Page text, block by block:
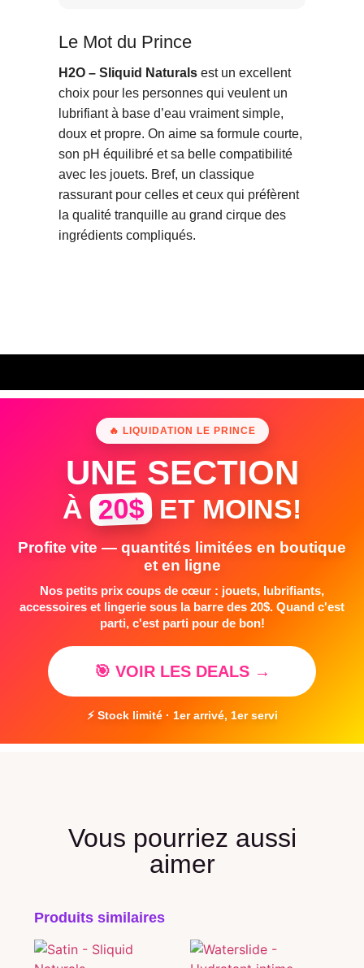
Le Mot du Prince
H2O – Sliquid Naturals est un excellent
choix pour les personnes qui veulent un
lubrifiant à base d’eau vraiment simple,
doux et propre. On aime sa formule courte,
son pH équilibré et sa belle compatibilité
avec les jouets. Bref, un classique
rassurant pour celles et ceux qui préfèrent
la qualité tranquille au grand cirque des
ingrédients compliqués.
🔥 LIQUIDATION LE PRINCE
UNE SECTION
À 20$ ET MOINS!
Profite vite — quantités limitées en boutique
et en ligne
Nos petits prix coups de cœur : jouets, lubrifiants,
accessoires et lingerie sous la barre des 20$. Quand c'est
parti, c'est parti pour de bon!
🎯 VOIR LES DEALS →
⚡ Stock limité · 1er arrivé, 1er servi
Vous pourriez aussi
aimer
Produits similaires